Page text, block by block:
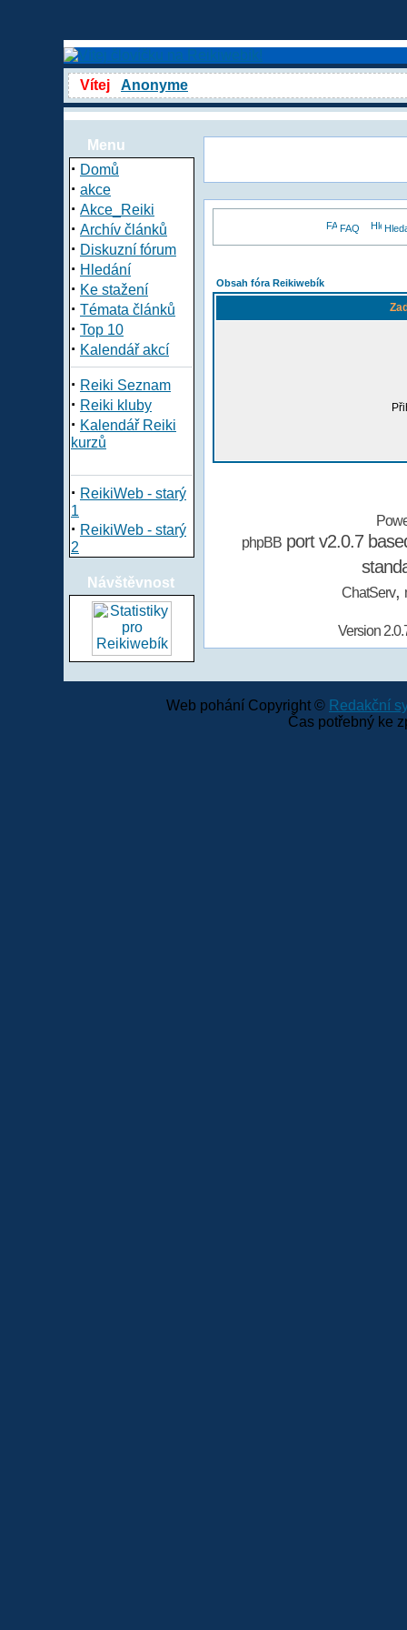
Vítej Anonyme
Menu
· Domů
· akce
· Akce_Reiki
· Archív článků
· Diskuzní fórum
· Hledání
· Ke stažení
· Témata článků
· Top 10
· Kalendář akcí
· Reiki Seznam
· Reiki kluby
· Kalendář Reiki
kurzů
· ReikiWeb - starý
1
· ReikiWeb - starý
2
Návštěvnost
FAQ
Obsah fóra Reikiwebík
phpBBport v2.0.7
ChatServ,
Version
Web pohání Copyright © Redakční
Čas potřebný ke